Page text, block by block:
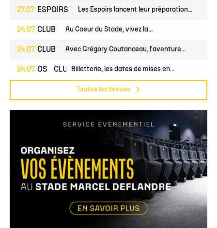
27.07 ESPOIRS Les Espoirs lancent leur préparation...
24.07 CLUB Au Coeur du Stade, vivez la...
24.07 CLUB Avec Grégory Coutanceau, l'aventure...
24.07
PROS CLUB Billetterie, les dates de mises en...
Toutes les brèves